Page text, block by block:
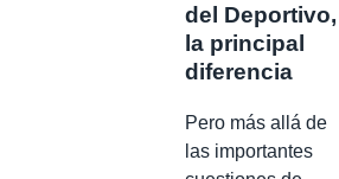
del Deportivo,
la principal
diferencia
Pero más allá de
las importantes